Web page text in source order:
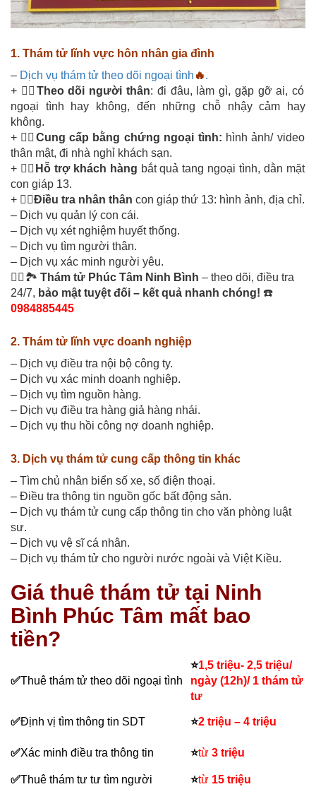
1. Thám tử lĩnh vực hôn nhân gia đình
– Dịch vụ thám tử theo dõi ngoại tình 🔥.
+ 🕵🏼 Theo dõi người thân: đi đâu, làm gì, gặp gỡ ai, có
ngoại tình hay không, đến những chỗ nhậy cảm hay
không.
+ 🕵🏼 Cung cấp bằng chứng ngoại tình: hình ảnh/ video
thân mật, đi nhà nghỉ khách sạn.
+ 🕵🏼Hỗ trợ khách hàng bắt quả tang ngoại tình, dằn mặt
con giáp 13.
+ 🕵🏼Điều tra nhân thân con giáp thứ 13: hình ảnh, địa chỉ.
– Dịch vụ quản lý con cái.
– Dịch vụ xét nghiệm huyết thống.
– Dịch vụ tìm người thân.
– Dịch vụ xác minh người yêu.
🕵️‍♂️🏞️ Thám tử Phúc Tâm Ninh Bình – theo dõi, điều tra
24/7, bảo mật tuyệt đối – kết quả nhanh chóng! ☎️
0984885445
2. Thám tử lĩnh vực doanh nghiệp
– Dịch vụ điều tra nội bộ công ty.
– Dịch vụ xác minh doanh nghiệp.
– Dịch vụ tìm nguồn hàng.
– Dịch vụ điều tra hàng giả hàng nhái.
– Dịch vụ thu hồi công nợ doanh nghiệp.
3. Dịch vụ thám tử cung cấp thông tin khác
– Tìm chủ nhân biển số xe, số điện thoại.
– Điều tra thông tin nguồn gốc bất động sản.
– Dịch vụ thám tử cung cấp thông tin cho văn phòng luật
sư.
– Dịch vụ vệ sĩ cá nhân.
– Dịch vụ thám tử cho người nước ngoài và Việt Kiều.
Giá thuê thám tử tại Ninh
Bình Phúc Tâm mất bao
tiền?
✅Thuê thám tử theo dõi ngoại tình
⭐1,5 triệu- 2,5 triệu/
ngày (12h)/ 1 thám tử
tư
✅Định vị tìm thông tin SDT ⭐2 triệu – 4 triệu
✅Xác minh điều tra thông tin ⭐từ 3 triệu
✅Thuê thám tư tư tìm người ⭐từ 15 triệu